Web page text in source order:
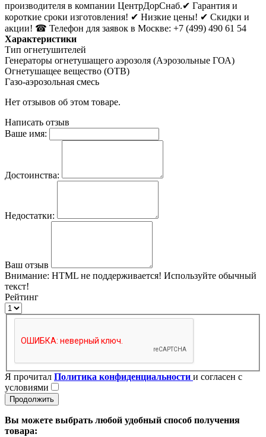
производителя в компании ЦентрДорСнаб.✔ Гарантия и
короткие сроки изготовления! ✔ Низкие цены! ✔ Скидки и
акции! ☎ Телефон для заявок в Москве: +7 (499) 490 61 54
Характеристики
Тип огнетушителей
Генераторы огнетушащего аэрозоля (Аэрозольные ГОА)
Огнетушащее вещество (ОТВ)
Газо-аэрозольная смесь
Нет отзывов об этом товаре.
Написать отзыв
Ваше имя:
Достоинства:
Недостатки:
Ваш отзыв
Внимание: HTML не поддерживается! Используйте обычный
текст!
Рейтинг
Я прочитал Политика конфиденциальности и согласен с
условиями
Продолжить
Вы можете выбрать любой удобный способ получения
товара: